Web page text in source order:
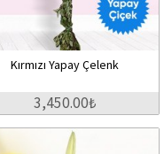
Kırmızı Yapay Çelenk
3,450.00₺